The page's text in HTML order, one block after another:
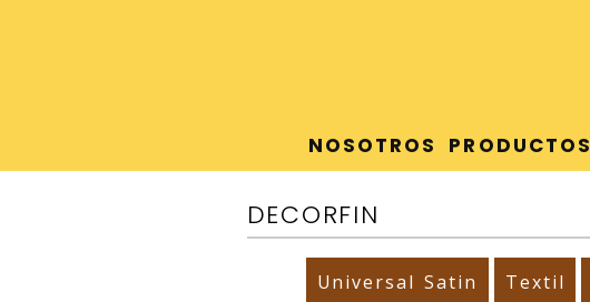
NOSOTROS
PRODUCTOS
DECORFIN
Universal Satin Textil